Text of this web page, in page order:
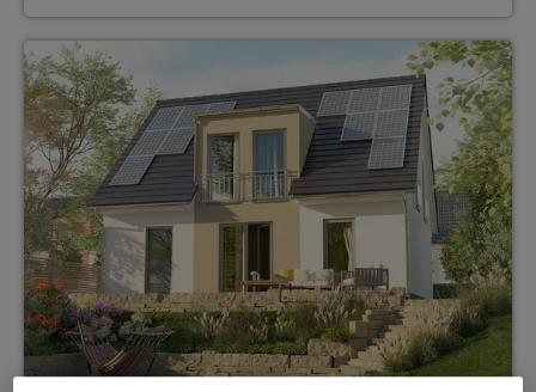
Das eigene Zuhause - kompakt, flexibel, sicher und massiv